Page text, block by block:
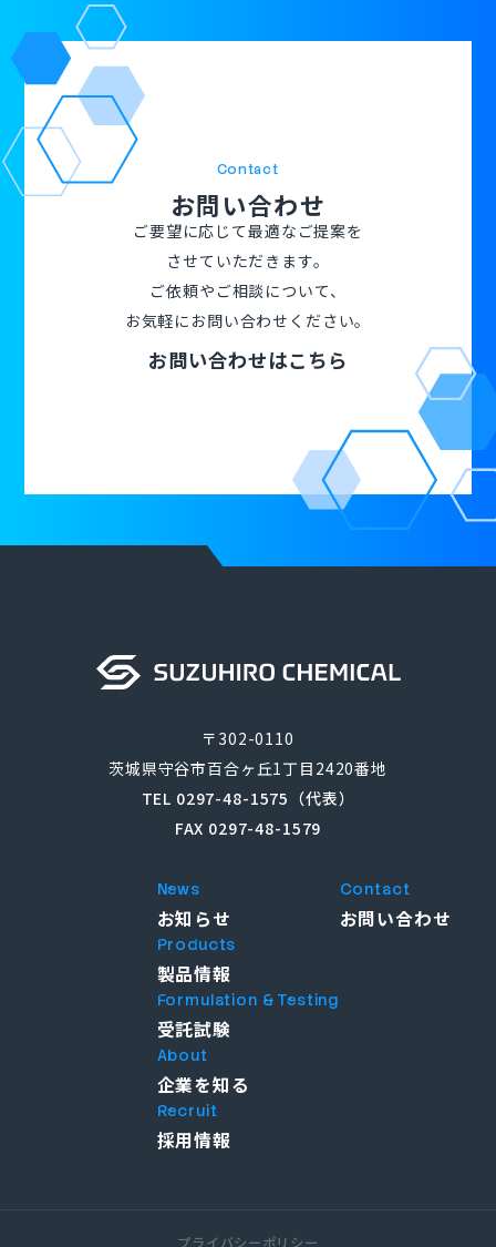
Contact
お問い合わせ
ご要望に応じて最適なご提案を
させていただきます。
ご依頼やご相談について、
お気軽にお問い合わせください。
お問い合わせはこちら
〒302-0110
茨城県守谷市百合ヶ丘1丁目2420番地
TEL 0297-48-1575（代表）
FAX 0297-48-1579
News
お知らせ
Products
製品情報
Formulation & Testing
受託試験
About
企業を知る
Recruit
採用情報
Contact
お問い合わせ
プライバシーポリシー